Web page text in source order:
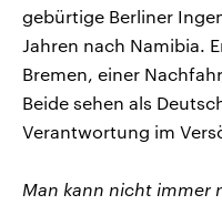
gebürtige Berliner
Jahren nach Namibia.
Bremen, einer
Beide sehen als
Verantwortung im
Man kann nicht immer